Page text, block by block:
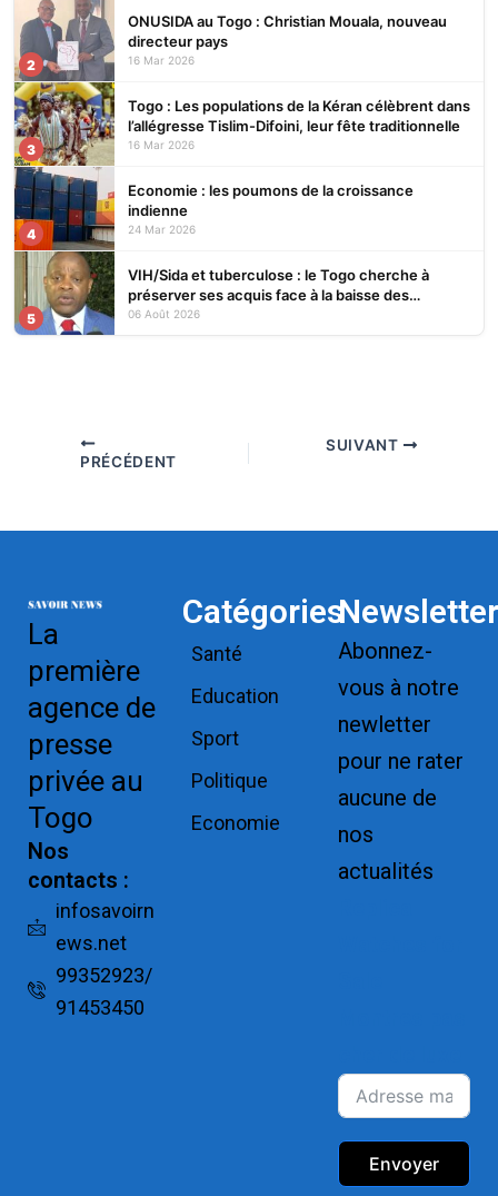
2
ONUSIDA au Togo : Christian Mouala, nouveau
directeur pays
16 Mar 2026
3
Togo : Les populations de la Kéran célèbrent dans
l’allégresse Tislim-Difoini, leur fête traditionnelle
16 Mar 2026
4
Economie : les poumons de la croissance
indienne
24 Mar 2026
5
VIH/Sida et tuberculose : le Togo cherche à
préserver ses acquis face à la baisse des
financements
06 Août 2026
PRÉCÉDENT
SUIVANT
La
première
agence de
presse
privée au
Togo
Nos
contacts :
infosavoirn
ews.net
99352923/
91453450
Catégories
Santé
Education
Sport
Politique
Economie
Newsletter
Abonnez-
vous à notre
newletter
pour ne rater
aucune de
nos
actualités
Envoyer